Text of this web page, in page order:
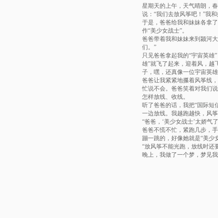
星期天的上午，天气晴朗，
说：“我们去放风筝吧！”我
于是，爸爸给我和妹妹各拿
作“美少女战士”。
爸爸带着我和妹妹来到颍河
们。”
只见爸爸拿起我的“宇宙英雄
雄”就飞了起来，迎着风，越
子，嘿，还真像一位宇宙英
爸爸让我紧紧地攥着风筝线
忙说不会。爸爸笑着对我们
怎样放线、收线。
听了爸爸的话，我把“国际短
一边放线。我越跑越快，风
“爸爸，‘美少女战士’太娇气
爸爸不慌不忙，紧跑几步，
蹦一跳的，好像她就是“美少
“放风筝不能光跑，放线时还
晚上，我做了一个梦，梦见